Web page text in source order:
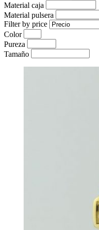
Material caja
Material pulsera
Filter by price
Color
Pureza
Tamaño